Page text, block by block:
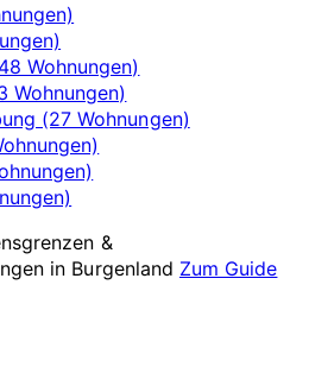
Wohnungen)
Wohnungen)
(27 Wohnungen)
&
in Burgenland Zum Guide